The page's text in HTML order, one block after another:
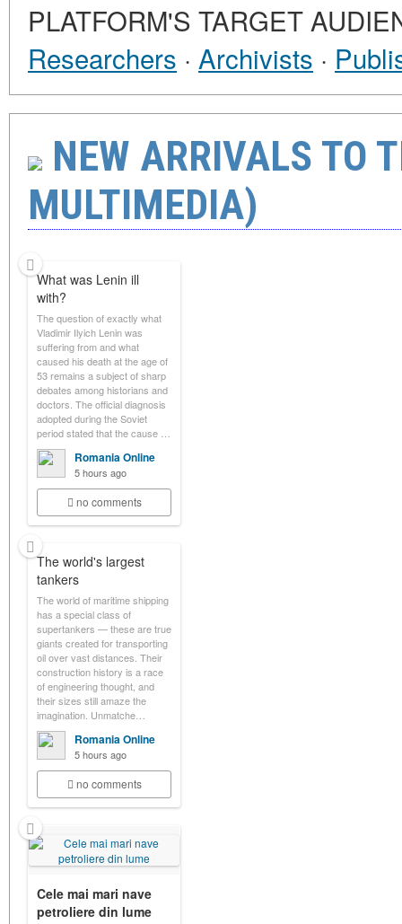
PLATFORM'S TARGET
Researchers · Archivists ·
NEW ARRIVALS TO
MULTIMEDIA)
What was Lenin ill
with?
The question of exactly what
Vladimir Ilyich Lenin was
suffering from and what
caused his death at the age of
53 remains a subject of sharp
debates among historians and
doctors. The official diagnosis
adopted during the Soviet
period stated that the cause …
Romania Online
5 hours ago
no comments
The world's largest
tankers
The world of maritime shipping
has a special class of
supertankers — these are true
giants created for transporting
oil over vast distances. Their
construction history is a race
of engineering thought, and
their sizes still amaze the
imagination. Unmatche…
Romania Online
5 hours ago
no comments
Cele mai mari nave
petroliere din lume